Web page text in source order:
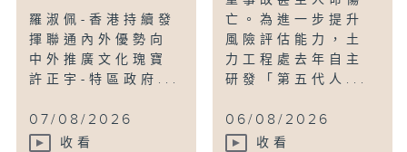
羅淑佩-香港持續發
揮聯通內外優勢向
中外推廣文化瑰寶
許正宇-特區政府...
07/08/2026
收看
亡。為進一步提升
風險評估能力，土
力工程處去年自主
研發「第五代人...
06/08/2026
收看